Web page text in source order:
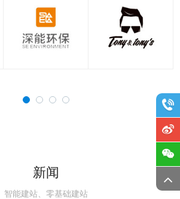
新闻
智能建站、零基础建站